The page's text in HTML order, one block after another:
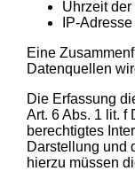
Uhrzeit
IP-Adresse
Eine
Datenquellen
Die Erfassung
Art. 6 Abs. 1 lit. f
berechtigtes
Darstellung und
hierzu müssen